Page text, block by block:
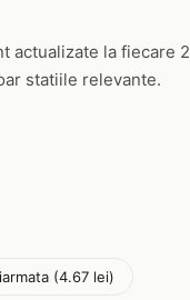
actualizate la fiecare 2
statiile relevante.
(4.67 lei)